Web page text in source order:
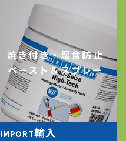
焼き付き・腐食防止
ペースト＆スプレー
IMPORT輸入